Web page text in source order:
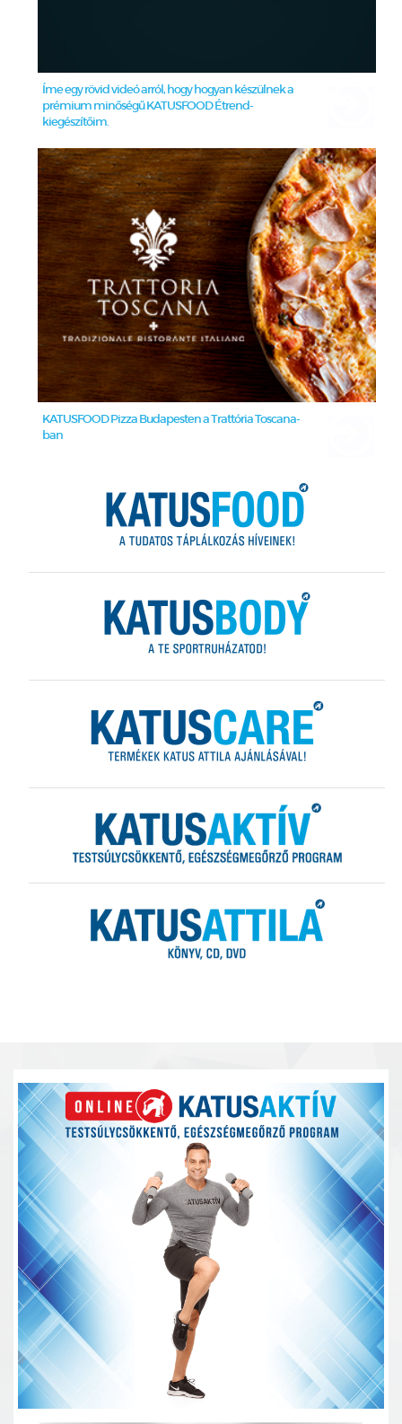
Íme egy rövid videó arról, hogy hogyan készülnek a
prémium minőségű KATUSFOOD Étrend-
kiegészítőim.
KATUSFOOD Pizza Budapesten a Trattória Toscana-
ban